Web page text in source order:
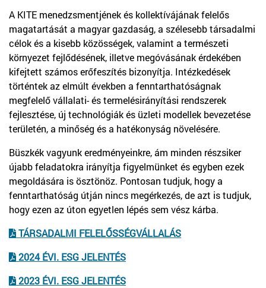
A KITE menedzsmentjének és kollektívájának felelős
magatartását a magyar gazdaság, a szélesebb társadalmi
célok és a kisebb közösségek, valamint a természeti
környezet fejlődésének, illetve megóvásának érdekében
kifejtett számos erőfeszítés bizonyítja. Intézkedések
történtek az elmúlt években a fenntarthatóságnak
megfelelő vállalati- és termelésirányítási rendszerek
fejlesztése, új technológiák és üzleti modellek bevezetése
területén, a minőség és a hatékonyság növelésére.
Büszkék vagyunk eredményeinkre, ám minden részsiker
újabb feladatokra irányítja figyelmünket és egyben ezek
megoldására is ösztönöz. Pontosan tudjuk, hogy a
fenntarthatóság útján nincs megérkezés, de azt is tudjuk,
hogy ezen az úton egyetlen lépés sem vész kárba.
TÁRSADALMI FELELŐSSÉGVÁLLALÁS
2024 ÉVI. ESG JELENTÉS
2023 ÉVI. ESG JELENTÉS